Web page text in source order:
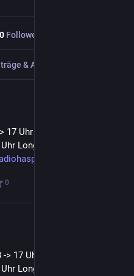
Follower
& Antworten
Uhr Hot&blue #25 -> 18
Long Songs #7 NEU !!->
0
17 Uhr Hot&blue #25 -> 18
Long Songs #7 NEU !!->